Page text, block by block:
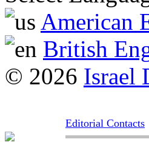
American
British
© 2026 Israel
Editorial Contacts